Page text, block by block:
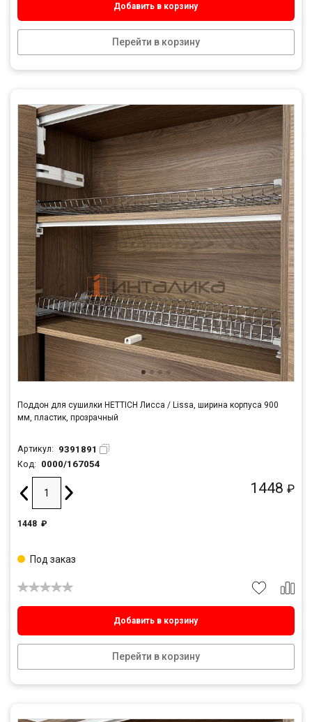
Добавить в корзину
Перейти в корзину
Поддон для сушилки HETTICH Лисса / Lissa, ширина корпуса 900
мм, пластик, прозрачный
Артикул: 9391891
Код: 0000/167054
1448 ₽
1448 ₽
Добавить в корзину
Перейти в корзину
Под заказ